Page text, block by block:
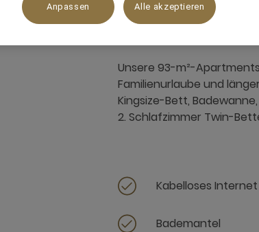
Unsere 93-m²-
Familienurlaube und
Kingsize-Bett,
2. Schlafzimmer Twin-
Kabelloses
Bademantel
Anpassen Alle akzeptieren